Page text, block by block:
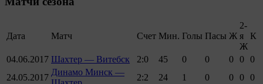
Дата Матч Счет Мин. Голы Пасы Ж
2-
я
Ж
К
04.06.2017 Шахтер — Витебск 2:0 45 0 0 0 0 0
24.05.2017
Динамо Минск —
2:2 24 1 0 0 0 0